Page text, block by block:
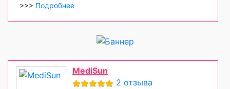
>>> Подробнее
MediSun
2 отзыва